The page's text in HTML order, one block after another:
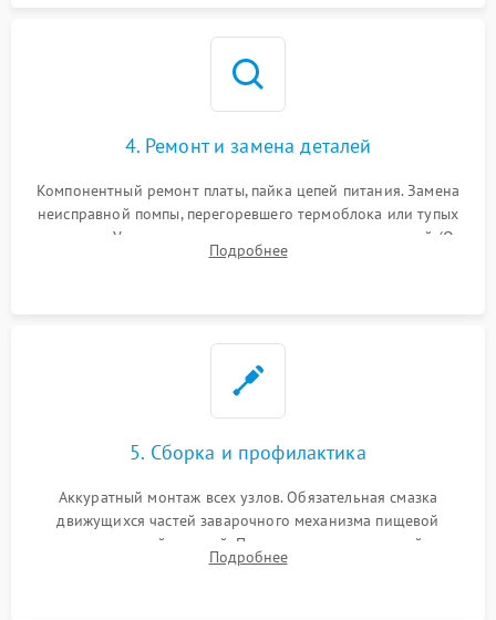
4. Ремонт и замена деталей
Компонентный ремонт платы, пайка цепей питания. Замена
неисправной помпы, перегоревшего термоблока или тупых
жерновов. Установка новых силиконовых уплотнителей (O-
ring) и тефлоновых трубок для надежного устранения
Подробнее
5. Сборка и профилактика
Аккуратный монтаж всех узлов. Обязательная смазка
движущихся частей заварочного механизма пищевой
силиконовой смазкой. Проведение программной
декальцинации и очистки системы от кофейных масел.
Подробнее